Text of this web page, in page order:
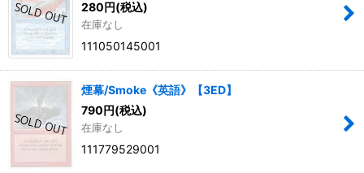
280円(税込)
在庫なし
111050145001
煙幕/Smoke《英語》【3ED】
790円(税込)
在庫なし
111779529001